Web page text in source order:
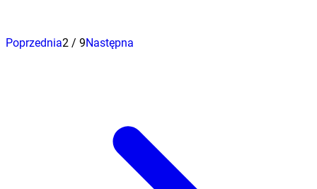
Poprzednia2 / 9Następna